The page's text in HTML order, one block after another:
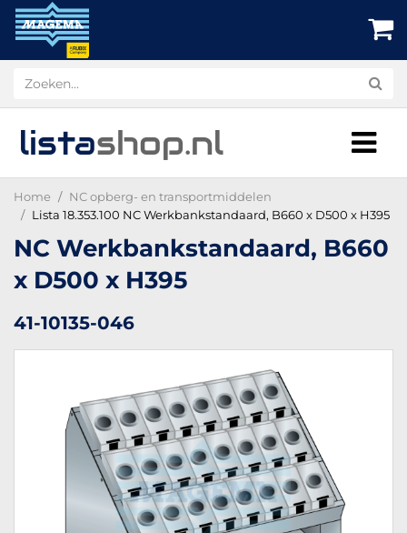
listashop.nl
Home
NC opberg- en transportmiddelen
Lista 18.353.100 NC Werkbankstandaard, B660 x D500 x H395
NC Werkbankstandaard, B660
x D500 x H395
41-10135-046